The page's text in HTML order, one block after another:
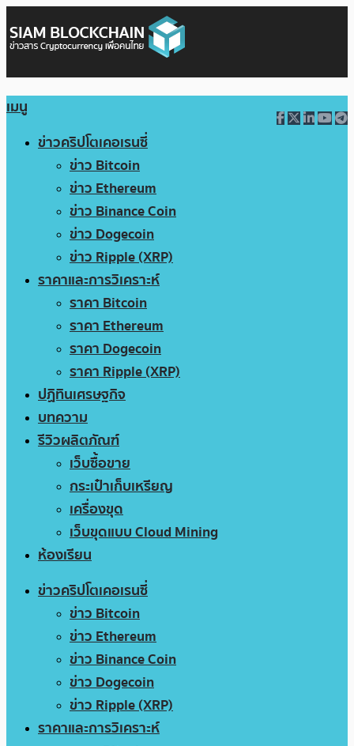
เมนู
ข่าวคริปโตเคอเรนซี่
ข่าว Bitcoin
ข่าว Ethereum
ข่าว Binance Coin
ข่าว Dogecoin
ข่าว Ripple (XRP)
ราคาและการวิเคราะห์
ราคา Bitcoin
ราคา Ethereum
ราคา Dogecoin
ราคา Ripple (XRP)
ปฏิทินเศรษฐกิจ
บทความ
รีวิวผลิตภัณฑ์
เว็บซื้อขาย
กระเป๋าเก็บเหรียญ
เครื่องขุด
เว็บขุดแบบ Cloud Mining
ห้องเรียน
ข่าวคริปโตเคอเรนซี่
ข่าว Bitcoin
ข่าว Ethereum
ข่าว Binance Coin
ข่าว Dogecoin
ข่าว Ripple (XRP)
ราคาและการวิเคราะห์